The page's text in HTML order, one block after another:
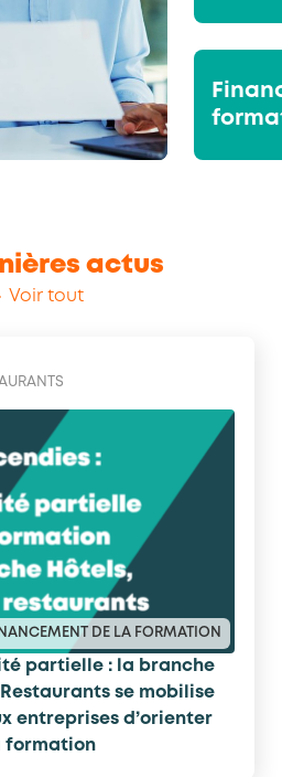
ières actus
Voir tout
DE LA FORMATION
partielle : la branche
se mobilise
entreprises d’orienter
formation